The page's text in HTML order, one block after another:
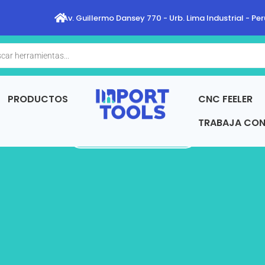
Av. Guillermo Dansey 770 - Urb. Lima Industrial -
PRODUCTOS
CNC FEELER
TRABAJA